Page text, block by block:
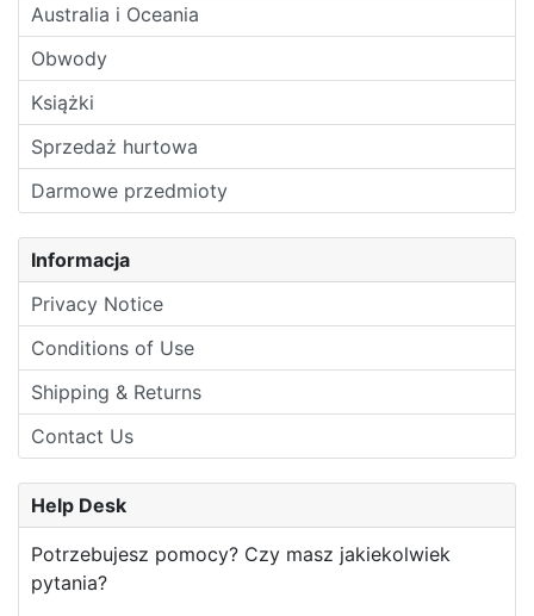
Australia i Oceania
Obwody
Książki
Sprzedaż hurtowa
Darmowe przedmioty
Informacja
Privacy Notice
Conditions of Use
Shipping & Returns
Contact Us
Help Desk
Potrzebujesz pomocy? Czy masz jakiekolwiek
pytania?